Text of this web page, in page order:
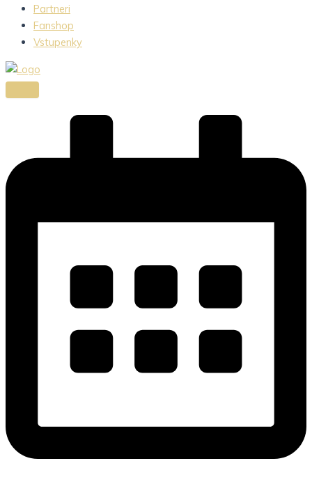
Partneri
Fanshop
Vstupenky